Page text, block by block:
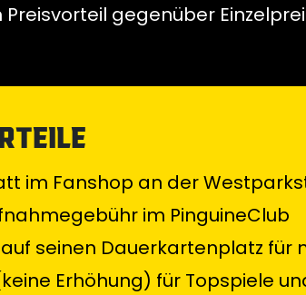
gegenüber
im Fanshop an der
im PinguineClub
seinen Dauerkartenplatz für
Erhöhung) für Topspiele